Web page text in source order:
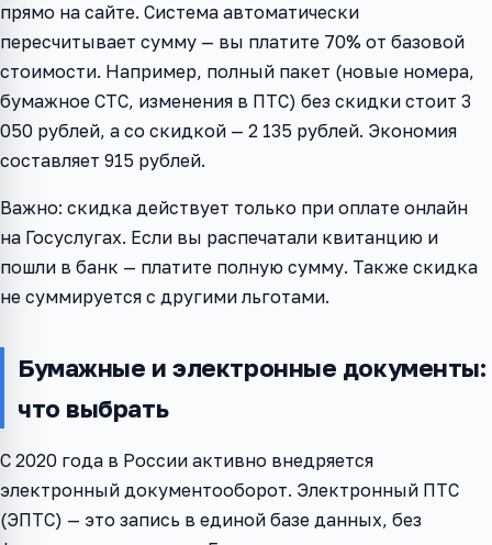
прямо на сайте. Система автоматически
пересчитывает сумму — вы платите 70% от базовой
стоимости. Например, полный пакет (новые номера,
бумажное СТС, изменения в ПТС) без скидки стоит 3
050 рублей, а со скидкой — 2 135 рублей. Экономия
составляет 915 рублей.
Важно: скидка действует только при оплате онлайн
на Госуслугах. Если вы распечатали квитанцию и
пошли в банк — платите полную сумму. Также скидка
не суммируется с другими льготами.
Бумажные и электронные документы:
что выбрать
С 2020 года в России активно внедряется
электронный документооборот. Электронный ПТС
(ЭПТС) — это запись в единой базе данных, без